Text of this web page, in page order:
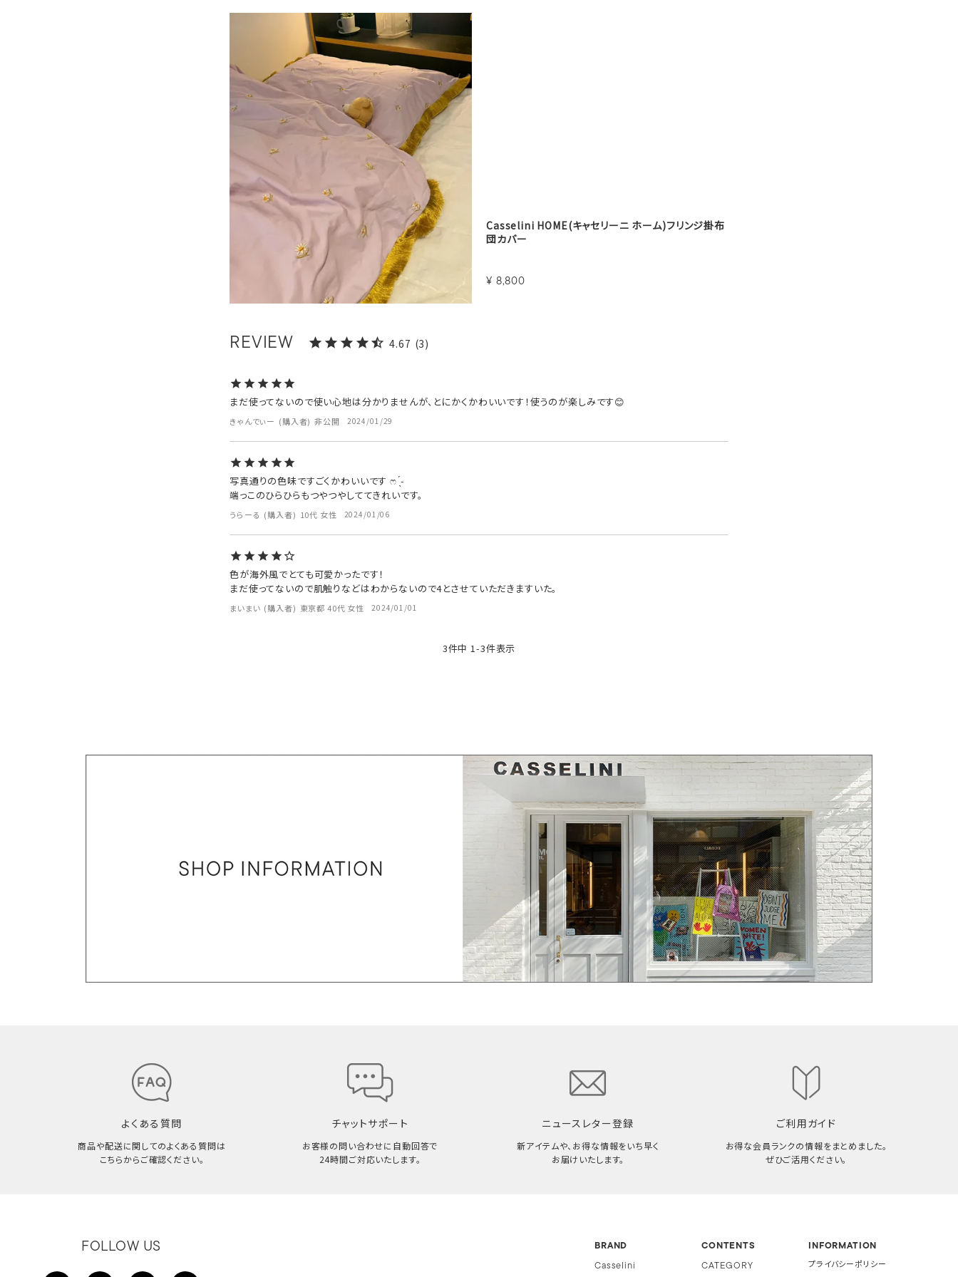
Casselini HOME(キャセリーニ ホーム)フリンジ掛布
団カバー
¥ 8,800
4.67 3
きゃんでぃー 購入者 非公開 2024/01/29
まだ使ってないので使い心地は分かりませんが、とにかくかわいいです！使うのが楽しみです😊
うらーる 購入者 10代 女性 2024/01/06
写真通りの色味ですごくかわいいです‬ ෆ ̖́-
端っこのひらひらもつやつやしててきれいです。
まいまい 購入者 東京都 40代 女性 2024/01/01
色が海外風でとても可愛かったです！
まだ使ってないので肌触りなどはわからないので4とさせていただきますいた。
3件中 1-3件表示
よくある質問
商品や配送に関してのよくある質問は
こちらからご確認ください。
チャットサポート
お客様の問い合わせに自動回答で
24時間ご対応いたします。
ニュースレター登録
新アイテムや、お得な情報をいち早く
お届けいたします。
ご利用ガイド
お得な会員ランクの情報をまとめました。
ぜひご活用ください。
FOLLOW US BRAND
Casselini
CONTENTS
CATEGORY
INFORMATION
プライバシーポリシー